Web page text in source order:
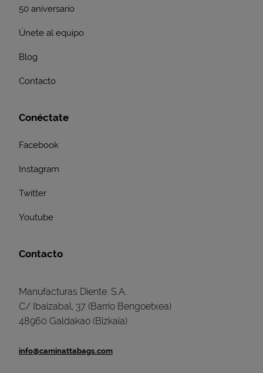
50 aniversario
Únete al equipo
Blog
Contacto
Conéctate
Facebook
Instagram
Twitter
Youtube
Contacto
Manufacturas Diente. S.A.
C/ Ibaizabal, 37 (Barrio Bengoetxea)
48960 Galdakao (Bizkaia)
info@caminattabags.com